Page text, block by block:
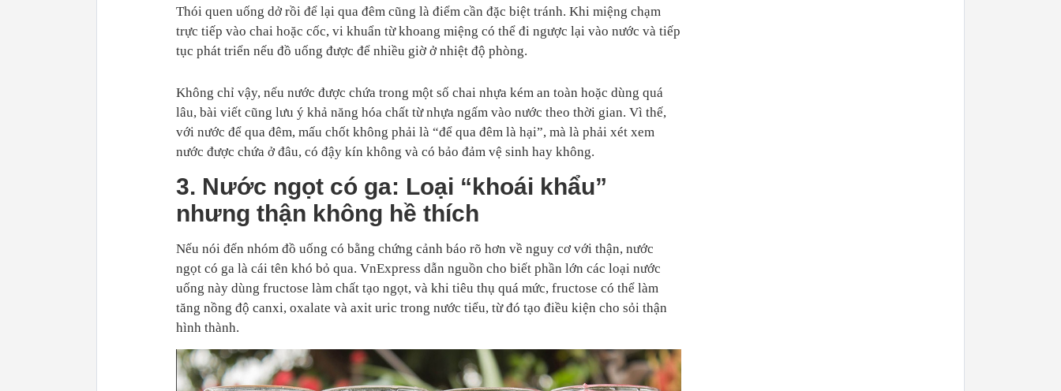
Thói quen uống dở rồi để lại qua đêm cũng là điểm cần đặc biệt tránh. Khi miệng chạm
trực tiếp vào chai hoặc cốc, vi khuẩn từ khoang miệng có thể đi ngược lại vào nước và tiếp
tục phát triển nếu đồ uống được để nhiều giờ ở nhiệt độ phòng.
Không chỉ vậy, nếu nước được chứa trong một số chai nhựa kém an toàn hoặc dùng quá
lâu, bài viết cũng lưu ý khả năng hóa chất từ nhựa ngấm vào nước theo thời gian. Vì thế,
với nước để qua đêm, mấu chốt không phải là “để qua đêm là hại”, mà là phải xét xem
nước được chứa ở đâu, có đậy kín không và có bảo đảm vệ sinh hay không.
3. Nước ngọt có ga: Loại “khoái khẩu”
nhưng thận không hề thích
Nếu nói đến nhóm đồ uống có bằng chứng cảnh báo rõ hơn về nguy cơ với thận, nước
ngọt có ga là cái tên khó bỏ qua. VnExpress dẫn nguồn cho biết phần lớn các loại nước
uống này dùng fructose làm chất tạo ngọt, và khi tiêu thụ quá mức, fructose có thể làm
tăng nồng độ canxi, oxalate và axit uric trong nước tiểu, từ đó tạo điều kiện cho sỏi thận
hình thành.